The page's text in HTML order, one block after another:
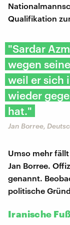
Qualifikation
"Sardar
wegen
weil er sich
wieder
hat."
Jan Borree,
Umso mehr
Jan Borree.
genannt.
politische
Iranische